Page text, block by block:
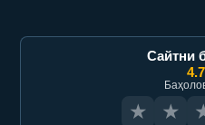
Сайтни
★ ★